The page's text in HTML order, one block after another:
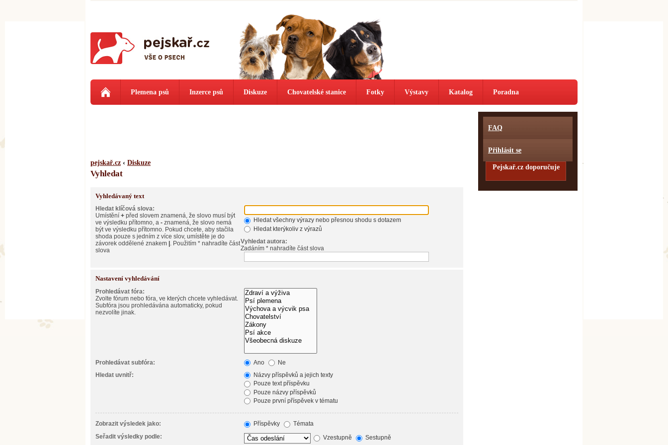
Plemena psů Inzerce psů Diskuze Chovatelské stanice Fotky Výstavy Katalog Poradna
pejskař.cz ‹ Diskuze
Vyhledat
Vyhledávaný text
Hledat klíčová slova:
Umístění + před slovem znamená, že slovo musí být
ve výsledku přítomno, a - znamená, že slovo nemá
být ve výsledku přítomno. Pokud chcete, aby stačila
shoda pouze s jedním z více slov, umístěte je do
závorek oddělené znakem . Použitím * nahradíte část
slova
Hledat všechny výrazy nebo přesnou shodu s dotazem
Hledat kterýkoliv z výrazů
Vyhledat autora:
Zadáním * nahradíte část slova
Nastavení vyhledávání
Prohledávat fóra:
Zvolte fórum nebo fóra, ve kterých chcete vyhledávat.
Subfóra jsou prohledávána automaticky, pokud
nezvolíte jinak.
Prohledávat subfóra: Ano
Ne
Hledat uvnitř:
Názvy příspěvků a jejich texty
Pouze text příspěvku
Pouze názvy příspěvků
Pouze první příspěvek v tématu
Zobrazit výsledek jako: Příspěvky
Témata
Seřadit výsledky podle:
Vzestupně Sestupně
FAQ
Přihlásit se
Pejskař.cz doporučuje